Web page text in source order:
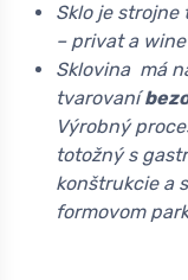
Sklo je strojne
– privat a
Sklovina má
tvarovaní
Výrobný
totožný s
konštrukcie a
formovom